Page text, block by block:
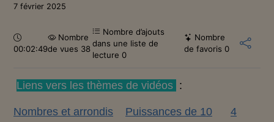
7 février 2025
Durée :
00:02:49
Nombre
de vues 38
Nombre d’ajouts
dans une liste de
lecture 0
Nombre
de favoris 0
Liens vers les thèmes de vidéos :
Nombres et arrondis Puissances de 10
4